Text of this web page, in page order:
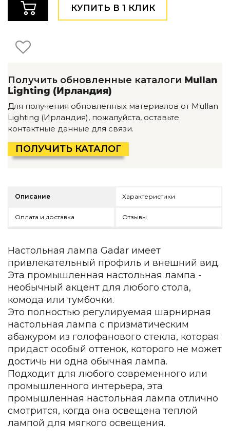
Детская мебель
Уличная и садовая мебель
Коллекции
ARTOPIA — Mid-Century
DAYZ — Ethno
Все коллекции мебели
Подбор, производство и комплектация по вашему
Декор
По типу
Зеркала
Вентиляторы
Дизайнерские кальяны
Подбор, производство и комплектация по вашему
Сантехника и инженерия
Дизайнерские ванны
Подбор, производство и комплектация по вашему
Отделка и ремонт
Стены
Акустические панели
Стеновые декоративные панели
для террас
Террасные и фасадные системы
Биоклиматические перголы
Камень
КУПИТЬ В 1 КЛИК
Получить обновленные каталоги Mullan
Lighting (Ирландия)
Для получения обновленных материалов от Mullan
Lighting (Ирландия), пожалуйста, оставьте
контактные данные для связи.
ПОЛУЧИТЬ КАТАЛОГ
Описание Характеристики
Оплата и доставка Отзывы
Настольная лампа Gadar имеет
привлекательный профиль и внешний вид.
Эта промышленная настольная лампа -
необычный акцент для любого стола,
комода или тумбочки.
Это полностью регулируемая шарнирная
настольная лампа с призматическим
абажуром из голофанового стекла, которая
придаст особый оттенок, которого не может
достичь ни одна обычная лампа.
Подходит для любого современного или
промышленного интерьера, эта
промышленная настольная лампа отлично
смотрится, когда она освещена теплой
лампой для мягкого освещения.